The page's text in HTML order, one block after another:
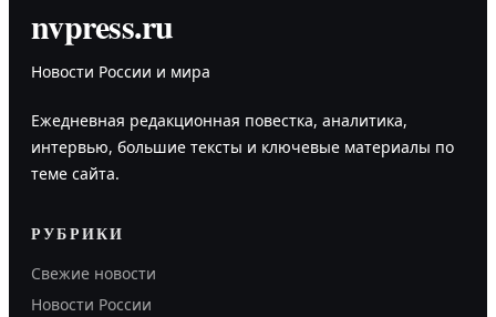
nvpress.ru
Новости России и мира
Ежедневная редакционная повестка, аналитика,
интервью, большие тексты и ключевые материалы по
теме сайта.
РУБРИКИ
Свежие новости
Новости России